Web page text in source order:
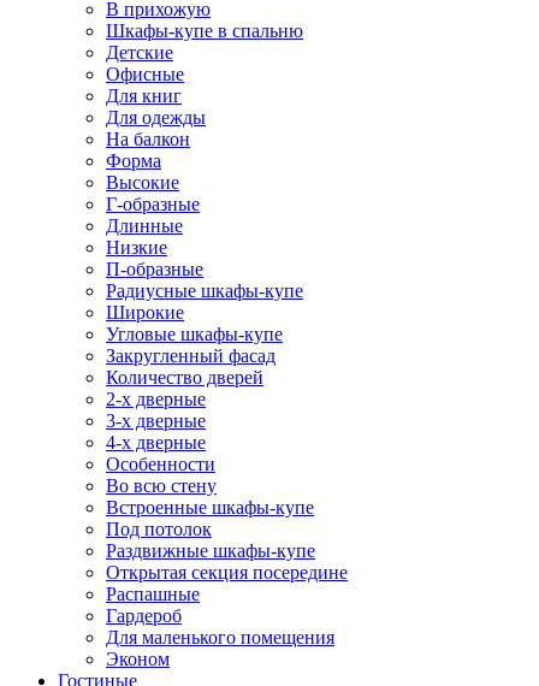
В прихожую
Шкафы-купе в спальню
Детские
Офисные
Для книг
Для одежды
На балкон
Форма
Высокие
Г-образные
Длинные
Низкие
П-образные
Радиусные шкафы-купе
Широкие
Угловые шкафы-купе
Закругленный фасад
Количество дверей
2-х дверные
3-х дверные
4-х дверные
Особенности
Во всю стену
Встроенные шкафы-купе
Под потолок
Раздвижные шкафы-купе
Открытая секция посередине
Распашные
Гардероб
Для маленького помещения
Эконом
Гостиные